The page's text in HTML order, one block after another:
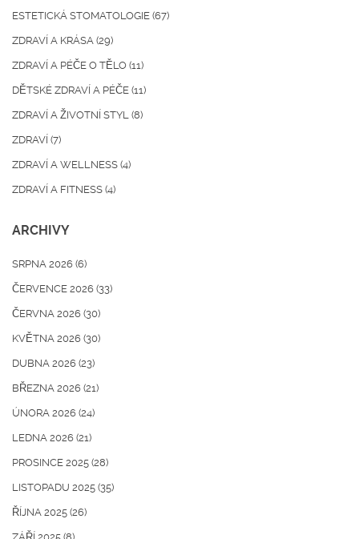
ESTETICKÁ STOMATOLOGIE (67)
ZDRAVÍ A KRÁSA (29)
ZDRAVÍ A PÉČE O TĚLO (11)
DĚTSKÉ ZDRAVÍ A PÉČE (11)
ZDRAVÍ A ŽIVOTNÍ STYL (8)
ZDRAVÍ (7)
ZDRAVÍ A WELLNESS (4)
ZDRAVÍ A FITNESS (4)
ARCHIVY
SRPNA 2026 (6)
ČERVENCE 2026 (33)
ČERVNA 2026 (30)
KVĚTNA 2026 (30)
DUBNA 2026 (23)
BŘEZNA 2026 (21)
ÚNORA 2026 (24)
LEDNA 2026 (21)
PROSINCE 2025 (28)
LISTOPADU 2025 (35)
ŘÍJNA 2025 (26)